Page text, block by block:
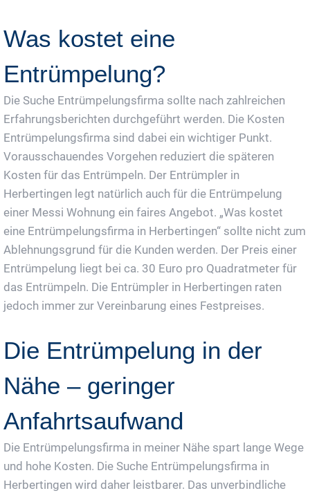
Was kostet eine
Entrümpelung?
Die Suche Entrümpelungsfirma sollte nach zahlreichen
Erfahrungsberichten durchgeführt werden. Die Kosten
Entrümpelungsfirma sind dabei ein wichtiger Punkt.
Vorausschauendes Vorgehen reduziert die späteren
Kosten für das Entrümpeln. Der Entrümpler in
Herbertingen legt natürlich auch für die Entrümpelung
einer Messi Wohnung ein faires Angebot. „Was kostet
eine Entrümpelungsfirma in Herbertingen“ sollte nicht zum
Ablehnungsgrund für die Kunden werden. Der Preis einer
Entrümpelung liegt bei ca. 30 Euro pro Quadratmeter für
das Entrümpeln. Die Entrümpler in Herbertingen raten
jedoch immer zur Vereinbarung eines Festpreises.
Die Entrümpelung in der
Nähe – geringer
Anfahrtsaufwand
Die Entrümpelungsfirma in meiner Nähe spart lange Wege
und hohe Kosten. Die Suche Entrümpelungsfirma in
Herbertingen wird daher leistbarer. Das unverbindliche